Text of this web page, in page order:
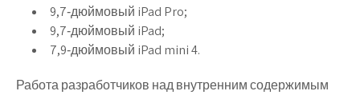
9,7‑дюймовый iPad Pro;
9,7‑дюймовый iPad;
7,9‑дюймовый iPad mini 4.
Работа разработчиков над внутренним содержимым